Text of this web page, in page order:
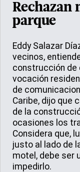
Rechazan
parque
Eddy Salazar
vecinos,
construcción de
vocación
de
Caribe, dijo que
de la
ocasiones los
Considera que,
justo al lado de
motel, debe ser
impedirlo.